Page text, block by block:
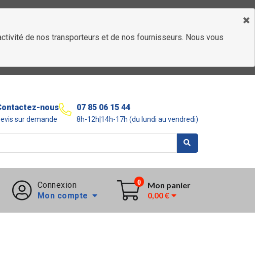
de nos transporteurs et de nos fournisseurs. Nous vous
nous
sur demande
07 85 06 15 44
8h-12h|14h-17h (du lundi au vendredi)
Connexion
Mon compte
0
Mon panier
0,00 €